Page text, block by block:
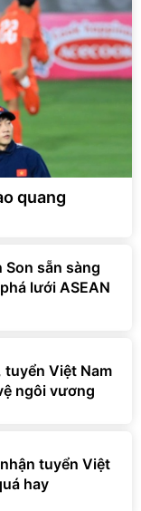
quang
Son sẵn sàng
lưới ASEAN
tuyển Việt Nam
ngôi vương
tuyển Việt
hay